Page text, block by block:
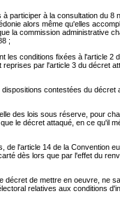
participer à la consultation du
alors même qu'elles
la commission administrative
;
conditions fixées à l'article 2
par l'article 3 du décret
contestées du
des lois sous réserve, pour
le décret attaqué, en ce qu'il
l'article 14 de la Convention
dès lors que par l'effet du
de mettre en oeuvre, ne
relatives aux conditions